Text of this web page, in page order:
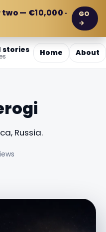
— €10,000 ·
GO
→
stories Home About
Russia.